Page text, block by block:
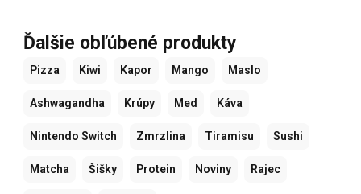
Ďalšie obľúbené produkty
Pizza Kiwi Kapor Mango Maslo
Ashwagandha Krúpy Med Káva
Nintendo Switch Zmrzlina Tiramisu Sushi
Matcha Šišky Protein Noviny Rajec